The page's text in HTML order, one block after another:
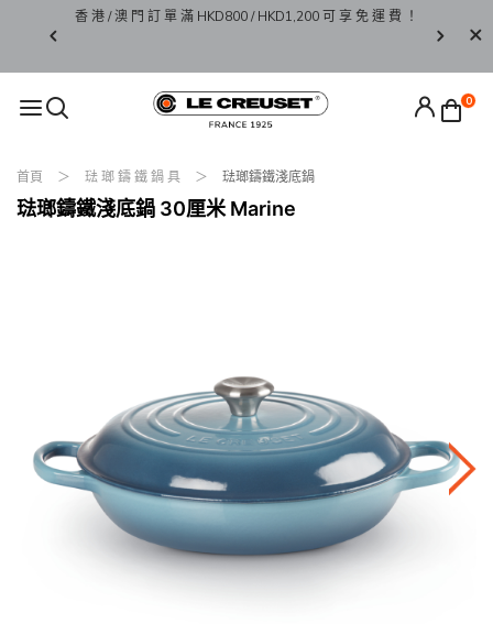
系列
香 港 / 澳 門 訂 單 滿 HKD800 / HKD1,200 可 享 免 運 費 ！
0
首頁 琺 瑯 鑄 鐵 鍋 具 琺瑯鑄鐵淺底鍋
琺瑯鑄鐵淺底鍋 30厘米 Marine